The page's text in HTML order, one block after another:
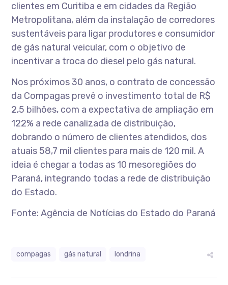
clientes em Curitiba e em cidades da Região
Metropolitana, além da instalação de corredores
sustentáveis para ligar produtores e consumidor
de gás natural veicular, com o objetivo de
incentivar a troca do diesel pelo gás natural.
Nos próximos 30 anos, o contrato de concessão
da Compagas prevê o investimento total de R$
2,5 bilhões, com a expectativa de ampliação em
122% a rede canalizada de distribuição,
dobrando o número de clientes atendidos, dos
atuais 58,7 mil clientes para mais de 120 mil. A
ideia é chegar a todas as 10 mesoregiões do
Paraná, integrando todas a rede de distribuição
do Estado.
Fonte: Agência de Notícias do Estado do Paraná
compagas gás natural londrina